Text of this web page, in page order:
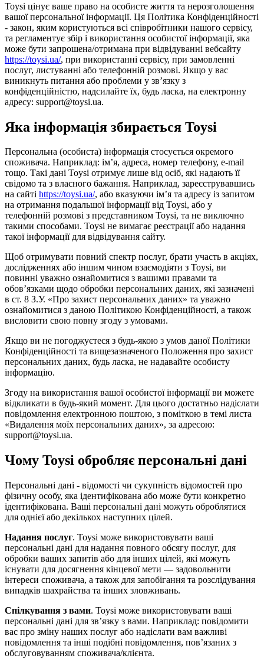
Toysi цінує ваше право на особисте життя та нерозголошення
вашої персональної інформації. Ця Політика Конфіденційності
- закон, яким користуються всі співробітники нашого сервісу,
та регламентує збір і використання особистої інформації, яка
може бути запрошена/отримана при відвідуванні вебсайту
https://toysi.ua/, при використанні сервісу, при замовленні
послуг, листуванні або телефонній розмові. Якщо у вас
виникнуть питання або проблеми у зв’язку з
конфіденційністю, надсилайте їх, будь ласка, на електронну
адресу: support@toysi.ua.
Яка інформація збирається Toysi
Персональна (особиста) інформація стосується окремого
споживача. Наприклад: ім’я, адреса, номер телефону, e-mail
тощо. Такі дані Toysi отримує лише від осіб, які надають її
свідомо та з власного бажання. Наприклад, зареєструвавшись
на сайті https://toysi.ua/, або вказуючи ім’я та адресу із запитом
на отримання подальшої інформації від Toysi, або у
телефонній розмові з представником Toysi, та не виключно
такими способами. Toysi не вимагає реєстрації або надання
такої інформації для відвідування сайту.
Щоб отримувати повний спектр послуг, брати участь в акціях,
дослідженнях або іншим чином взаємодіяти з Toysi, ви
повинні уважно ознайомитися з вашими правами та
обов’язками щодо обробки персональних даних, які зазначені
в ст. 8 З.У. «Про захист персональних даних» та уважно
ознайомитися з даною Політикою Конфіденційності, а також
висловити свою повну згоду з умовами.
Якщо ви не погоджуєтеся з будь-якою з умов даної Політики
Конфіденційності та вищезазначеного Положення про захист
персональних даних, будь ласка, не надавайте особисту
інформацію.
Згоду на використання вашої особистої інформації ви можете
відкликати в будь-який момент. Для цього достатньо надіслати
повідомлення електронною поштою, з поміткою в темі листа
«Видалення моїх персональних даних», за адресою:
support@toysi.ua.
Чому Toysi обробляє персональні дані
Персональні дані - відомості чи сукупність відомостей про
фізичну особу, яка ідентифікована або може бути конкретно
ідентифікована. Ваші персональні дані можуть оброблятися
для однієї або декількох наступних цілей.
Надання послуг. Toysi може використовувати ваші
персональні дані для надання повного обсягу послуг, для
обробки ваших запитів або для інших цілей, які можуть
існувати для досягнення кінцевої мети — задовольнити
інтереси споживача, а також для запобігання та розслідування
випадків шахрайства та інших зловживань.
Спілкування з вами. Toysi може використовувати ваші
персональні дані для зв’язку з вами. Наприклад: повідомити
вас про зміну наших послуг або надіслати вам важливі
повідомлення та інші подібні повідомлення, пов’язаних з
обслуговуванням споживача/клієнта.